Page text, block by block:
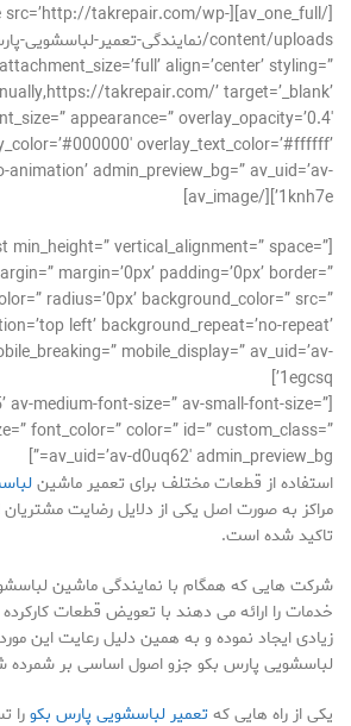
src=’http://takrepair.com/wp-
align=’center’ styling=”
takrepair.com/’ target=’_blank’
appearance=” overlay_opacity=’0.4′
overlay_text_color=’#ffffff’
animation’ admin_preview_bg=” av_uid=’av-
1knh7e’][/av_image]
min_height=” vertical_alignment=” space=”
margin=’0px’ padding=’0px’ border=”
radius=’0px’ background_color=” src=”
left’ background_repeat=’no-repeat’
mobile_display=” av_uid=’av-
1egcsq’]
av-medium-font-size=” av-small-font-size=”
font_color=” color=” id=” custom_class=”
av_uid=’av-d0uq62′ admin_preview_bg=”]
استفاده از قطعات مختلف برای تعمیر ماشین
مراکز به صورت اصل یکی از دلایل رضایت
تاکید شده است.
شرکت هایی که همگام با نمایندگی ماشین
خدمات را ارائه می دهند با تعویض قطعات
زیادی ایجاد نموده و به همین دلیل رعایت این
لباسشویی پارس بکو جزو اصول اساسی بر
یکی از راه هایی کهتعمیر لباسشویی پارس بکورا